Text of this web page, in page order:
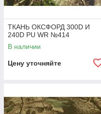
ТКАНЬ ОКСФОРД 300D И
240D PU WR №414
В наличии
Цену уточняйте